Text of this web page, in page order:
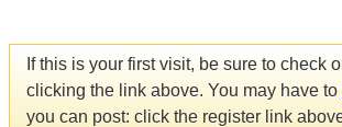
If this is your first visit, be sure to check
clicking the link above. You may have to
you can post: click the register link